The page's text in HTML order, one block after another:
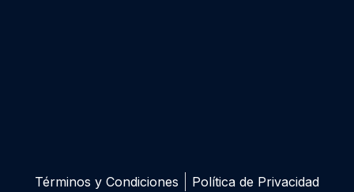
Términos y Condiciones Política de Privacidad